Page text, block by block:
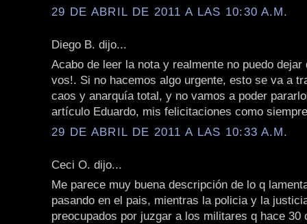
29 DE ABRIL DE 2011 A LAS 10:30 A.M.
Diego B. dijo...
Acabo de leer la nota y realmente no puedo
vos!. Si no hacemos algo urgente, esto se va a
caos y anarquía total, y no vamos a poder
artículo Eduardo, mis felicitaciones como
29 DE ABRIL DE 2011 A LAS 10:33 A.M.
Ceci O. dijo...
Me parece muy buena descripción de lo q
pasando en el pais, mientras la policia y la
preocupados por juzgar a los militares q hace 30